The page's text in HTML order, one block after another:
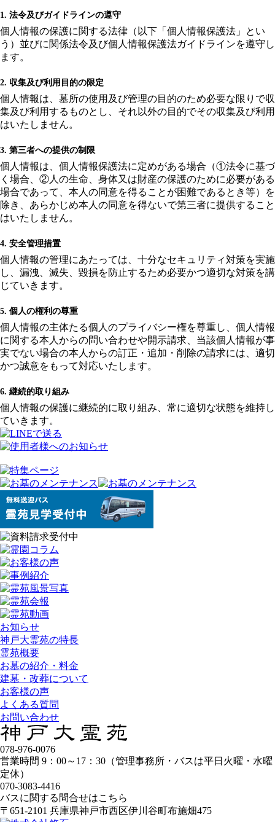
1. 法令及びガイドラインの遵守
個人情報の保護に関する法律（以下「個人情報保護法」とい
う）並びに関係法令及び個人情報保護法ガイドラインを遵守し
ます。
2. 収集及び利用目的の限定
個人情報は、墓所の使用及び管理の目的のため必要な限りで収
集及び利用するものとし、それ以外の目的でその収集及び利用
はいたしません。
3. 第三者への提供の制限
個人情報は、個人情報保護法に定めがある場合（①法令に基づ
く場合、②人の生命、身体又は財産の保護のために必要がある
場合であって、本人の同意を得ることが困難であるとき等）を
除き、あらかじめ本人の同意を得ないで第三者に提供すること
はいたしません。
4. 安全管理措置
個人情報の管理にあたっては、十分なセキュリティ対策を実施
し、漏洩、滅失、毀損を防止するため必要かつ適切な対策を講
じていきます。
5. 個人の権利の尊重
個人情報の主体たる個人のプライバシー権を尊重し、個人情報
に関する本人からの問い合わせや開示請求、当該個人情報が事
実でない場合の本人からの訂正・追加・削除の請求には、適切
かつ誠意をもって対応いたします。
6. 継続的取り組み
個人情報の保護に継続的に取り組み、常に適切な状態を維持し
ていきます。
お知らせ
神戸大霊苑の特長
霊苑概要
お墓の紹介・料金
建墓・改葬について
お客様の声
よくある質問
お問い合わせ
078-976-0076
営業時間 9：00～17：30（管理事務所・バスは平日火曜・水曜
定休）
070-3083-4416
バスに関する問合せはこちら
〒651-2101 兵庫県神戸市西区伊川谷町布施畑475